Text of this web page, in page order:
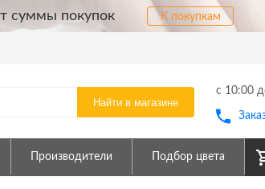
суммы покупок К покупкам
Найти в магазине
с 10:00
Производители Подбор цвета